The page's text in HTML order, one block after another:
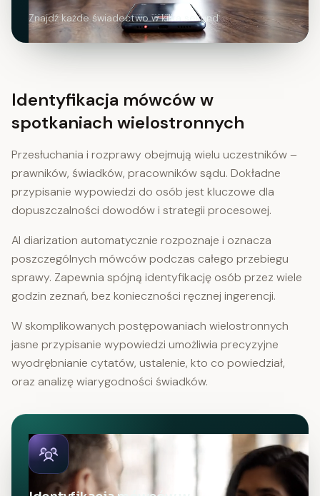
Znajdź każde świadectwo w kilka sekund
Identyfikacja mówców w
spotkaniach wielostronnych
Przesłuchania i rozprawy obejmują wielu uczestników –
prawników, świadków, pracowników sądu. Dokładne
przypisanie wypowiedzi do osób jest kluczowe dla
dopuszczalności dowodów i strategii procesowej.
AI diarization automatycznie rozpoznaje i oznacza
poszczególnych mówców podczas całego przebiegu
sprawy. Zapewnia spójną identyfikację osób przez wiele
godzin zeznań, bez konieczności ręcznej ingerencji.
W skomplikowanych postępowaniach wielostronnych
jasne przypisanie wypowiedzi umożliwia precyzyjne
wyodrębnianie cytatów, ustalenie, kto co powiedział,
oraz analizę wiarygodności świadków.